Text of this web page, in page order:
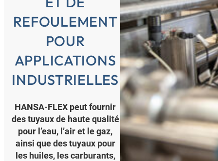
REFOULEMENT
POUR
APPLICATIONS
INDUSTRIELLES
HANSA-FLEX peut fournir
des tuyaux de haute qualité
pour l’eau, l’air et le gaz,
ainsi que des tuyaux pour
les huiles, les carburants,